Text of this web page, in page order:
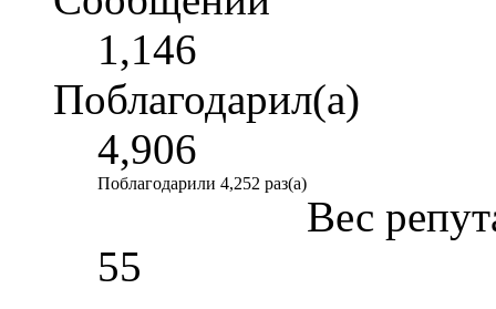
1,146
Поблагодарил(а)
4,906
Поблагодарили 4,252 раз(а)
Вес
55